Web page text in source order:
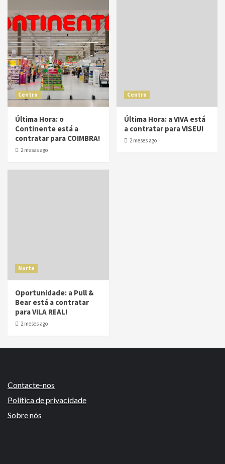
Centro
Última Hora: o
Continente está a
contratar para COIMBRA!
2 meses ago
Centro
Última Hora: a VIVA está
a contratar para VISEU!
2 meses ago
Norte
Oportunidade: a Pull &
Bear está a contratar
para VILA REAL!
2 meses ago
Contacte-nos
Política de privacidade
Sobre nós